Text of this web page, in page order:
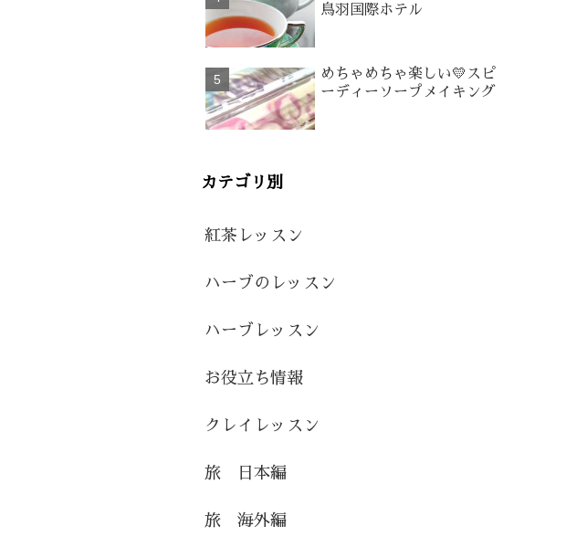
鳥羽国際ホテル
めちゃめちゃ楽しい💛スピ
ーディーソープメイキング
カテゴリ別
紅茶レッスン
ハーブのレッスン
ハーブレッスン
お役立ち情報
クレイレッスン
旅 日本編
旅 海外編